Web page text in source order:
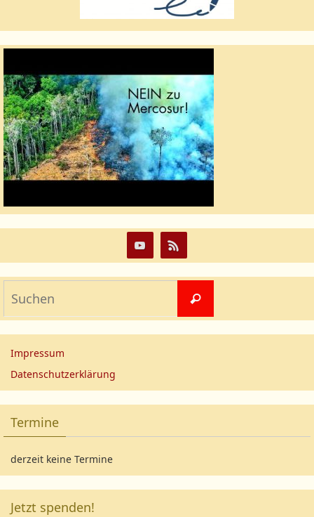
Impressum
Datenschutzerklärung
Termine
derzeit keine Termine
Jetzt spenden!